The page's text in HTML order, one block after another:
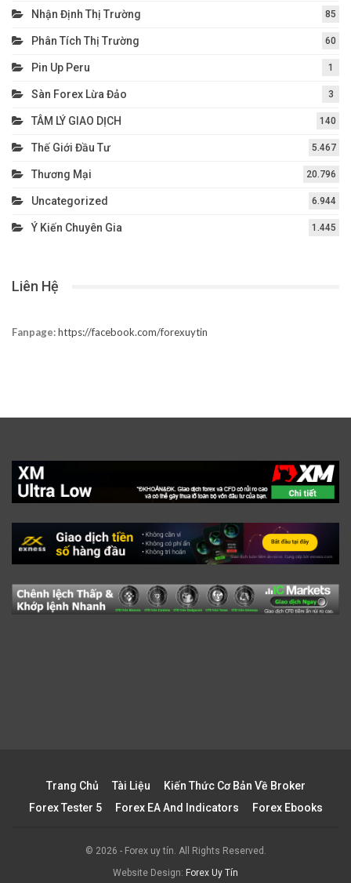
Nhận Định Thị Trường 85
Phân Tích Thị Trường 60
Pin Up Peru 1
Sàn Forex Lừa Đảo 3
TÂM LÝ GIAO DỊCH 140
Thế Giới Đầu Tư 5.467
Thương Mại 20.796
Uncategorized 6.944
Ý Kiến Chuyên Gia 1.445
Liên Hệ
Fanpage:https://facebook.com/forexuytin
Trang Chủ Tài Liệu
Kiến Thức Cơ Bản Về Broker
Forex Tester 5
Forex EA And Indicators Forex Ebooks
© 2026 - Forex uy tín. All Rights Reserved.
Website Design: Forex Uy Tín